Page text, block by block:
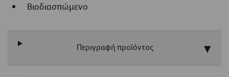
Βιοδιασπώμενο
Περιγραφή προϊόντος